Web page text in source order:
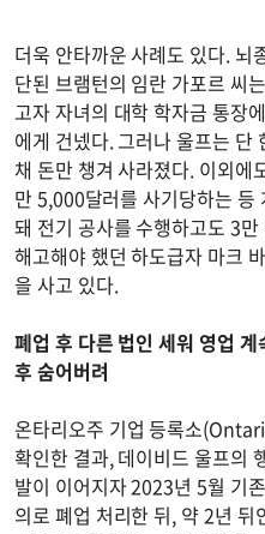
더욱 안타까운 사례도 있다. 뇌
단된 브램턴의 임란 가포르 씨
고자 자녀의 대학 학자금 통장
에게 건넸다. 그러나 울프는 단
채 돈만 챙겨 사라졌다. 이외에
만 5,000달러를 사기당하는 등
돼 전기 공사를 수행하고도 3
해고해야 했던 하도급자 마크
을 사고 있다.
폐업 후 다른 법인 세워 영업
후 숨어버려
온타리오주 기업 등록소
확인한 결과, 데이비드 울프의
발이 이어지자 2023년 5월 기
의로 폐업 처리한 뒤, 약 2년 뒤